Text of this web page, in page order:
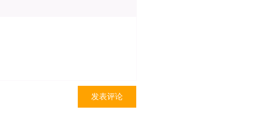
发表评论